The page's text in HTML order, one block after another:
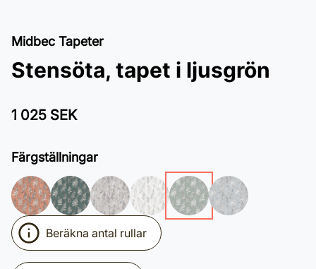
Midbec Tapeter
Stensöta, tapet i ljusgrön
1 025 SEK
Färgställningar
Beräkna antal rullar